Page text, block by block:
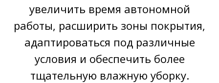
увеличить время автономной
работы, расширить зоны покрытия,
адаптироваться под различные
условия и обеспечить более
тщательную влажную уборку.